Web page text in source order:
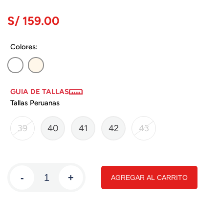
S/ 159.00
Colores:
GUIA DE TALLAS
Tallas Peruanas
39 40 41 42 43
- + AGREGAR AL CARRITO